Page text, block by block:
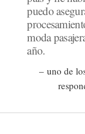
puedo
moda
año.
– uno de